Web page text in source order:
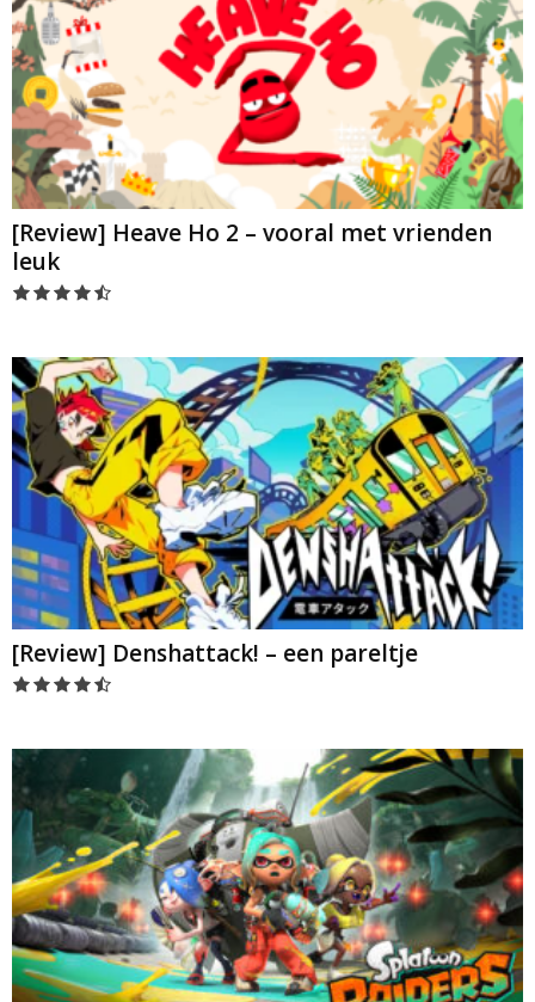
[Review] Heave Ho 2 – vooral met vrienden
leuk
[Review] Denshattack! – een pareltje